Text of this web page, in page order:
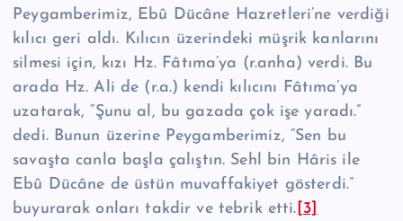
Peygamberimiz, Ebû Dü­câ­ne Hazretleri’ne verdiği
kılıcı geri aldı. Kılıcın üzerindeki müşrik kanlarını
silmesi için, kızı Hz. Fâtıma’ya (r.anha) verdi. Bu
arada Hz. Ali de (r.a.) kendi kılıcını Fâtıma’ya
uza­tarak, “Şunu al, bu gazada çok işe yaradı.”
dedi. Bu­nun üzerine Peygamberimiz, “Sen bu
savaşta canla başla çalıştın. Sehl bin Hâris ile
Ebû Dücâne de üstün muvaffakiyet gösterdi.”
buyurarak onları takdir ve teb­rik etti. [3]